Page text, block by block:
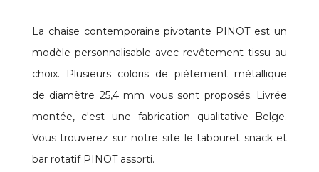
La chaise contemporaine pivotante PINOT est un
modèle personnalisable avec revêtement tissu au
choix. Plusieurs coloris de piétement métallique
de diamètre 25,4 mm vous sont proposés. Livrée
montée, c'est une fabrication qualitative Belge.
Vous trouverez sur notre site le tabouret snack et
bar rotatif PINOT assorti.